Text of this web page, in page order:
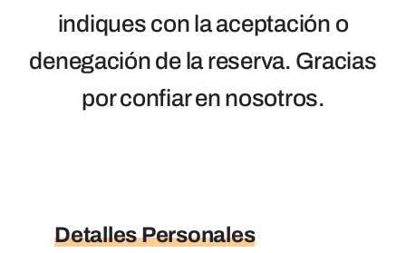
Blogindiques con la aceptación o
denegación de la reserva. Gracias
por confiar en nosotros.
Detalles Personales